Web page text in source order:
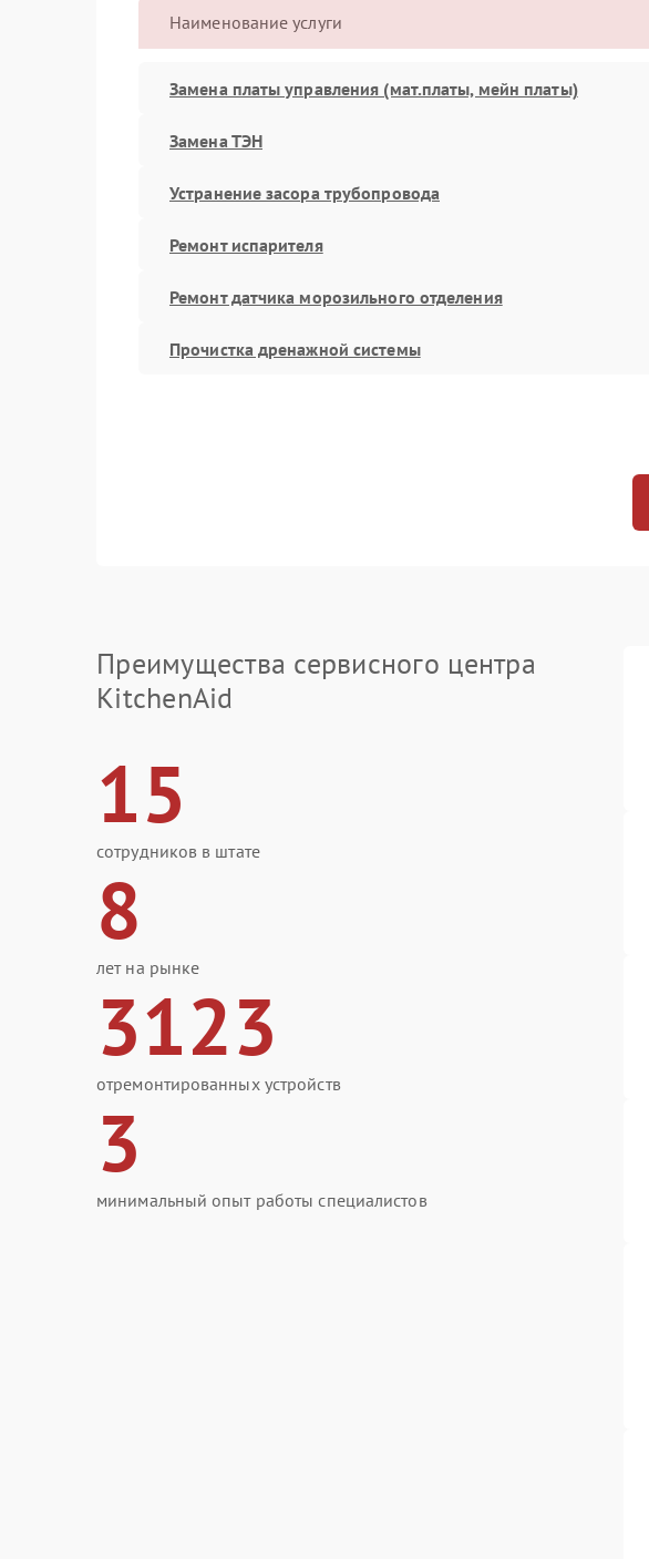
Наименование услуги
Замена платы управления (мат.платы, мейн платы)
Замена ТЭН
Устранение засора трубопровода
Ремонт испарителя
Ремонт датчика морозильного отделения
Прочистка дренажной системы
Преимущества сервисного центра
KitchenAid
15
сотрудников в штате
8
лет на рынке
3123
отремонтированных устройств
3
минимальный опыт работы специалистов